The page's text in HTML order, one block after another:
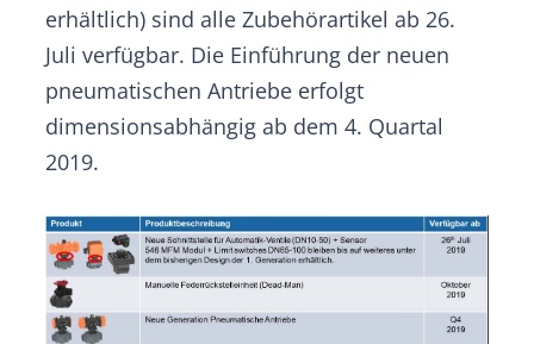
erhältlich) sind alle Zubehörartikel ab 26.
Juli verfügbar. Die Einführung der neuen
pneumatischen Antriebe erfolgt
dimensionsabhängig ab dem 4. Quartal
2019.